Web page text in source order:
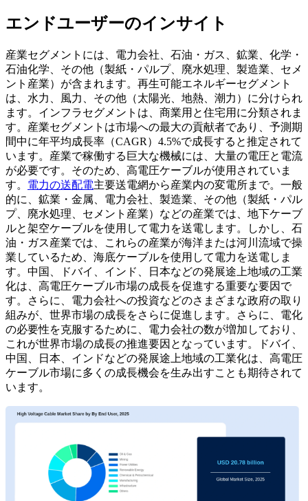
エンドユーザーのインサイト
産業セグメントには、電力会社、石油・ガス、鉱業、化学・
石油化学、その他（製紙・パルプ、廃水処理、製造業、セメ
ント産業）が含まれます。再生可能エネルギーセグメント
は、水力、風力、その他（太陽光、地熱、潮力）に分けられ
ます。インフラセグメントは、商業用と住宅用に分類されま
す。産業セグメントは市場への最大の貢献者であり、予測期
間中に年平均成長率（CAGR）4.5%で成長すると推定されて
います。産業で稼働する巨大な機械には、大量の電圧と電流
が必要です。そのため、高電圧ケーブルが使用されていま
す。 電力の送配電主要送電網から産業内の変電所まで。一般
的に、鉱業・金属、電力会社、製造業、その他（製紙・パル
プ、廃水処理、セメント産業）などの産業では、地下ケーブ
ルと架空ケーブルを使用して電力を送電します。しかし、石
油・ガス産業では、これらの産業が海洋または河川流域で操
業しているため、海底ケーブルを使用して電力を送電しま
す。中国、ドバイ、インド、日本などの発展途上地域の工業
化は、高電圧ケーブル市場の成長を促進する重要な要因で
す。さらに、電力会社への投資などのさまざまな政府の取り
組みが、世界市場の成長をさらに促進します。さらに、電化
の必要性を克服するために、電力会社の数が増加しており、
これが世界市場の成長の推進要因となっています。ドバイ、
中国、日本、インドなどの発展途上地域の工業化は、高電圧
ケーブル市場に多くの成長機会を生み出すことも期待されて
います。